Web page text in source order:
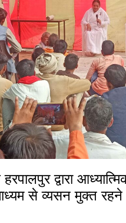
द्वारा
से व्यसन मुक्त रहने